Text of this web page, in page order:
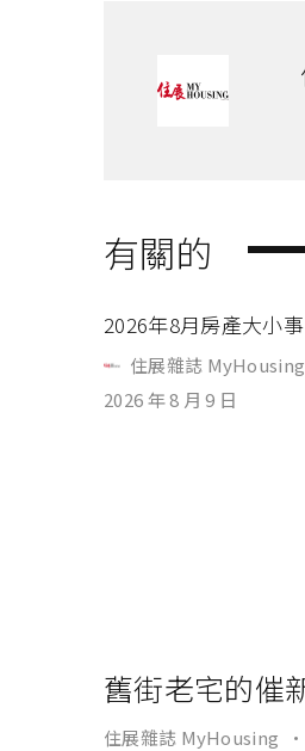
有關的
2026年8月房產大小事
住展雜誌 MyHousing
2026 年 8 月 9 日
舊街老宅的催
住展雜誌 MyHousing ·